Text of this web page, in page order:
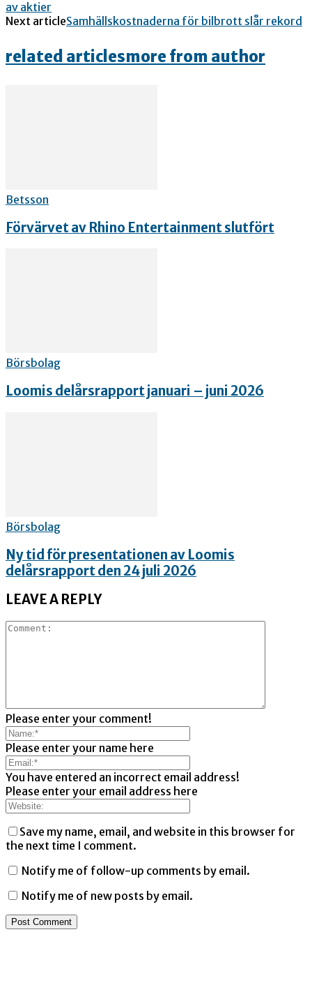
av aktier
Next articleSamhällskostnaderna för bilbrott slår rekord
related articlesmore from author
Betsson
Förvärvet av Rhino Entertainment slutfört
Börsbolag
Loomis delårsrapport januari – juni 2026
Börsbolag
Ny tid för presentationen av Loomis
delårsrapport den 24 juli 2026
LEAVE A REPLY
Please enter your comment!
Please enter your name here
You have entered an incorrect email address!
Please enter your email address here
Save my name, email, and website in this browser for
the next time I comment.
Notify me of follow-up comments by email.
Notify me of new posts by email.